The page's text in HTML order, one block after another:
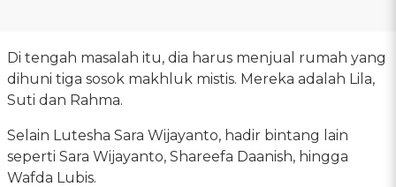
Di tengah masalah itu, dia harus menjual rumah yang
dihuni tiga sosok makhluk mistis. Mereka adalah Lila,
Suti dan Rahma.
Selain Lutesha Sara Wijayanto, hadir bintang lain
seperti Sara Wijayanto, Shareefa Daanish, hingga
Wafda Lubis.